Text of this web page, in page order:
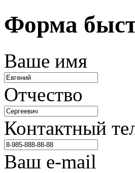
Форма
Ваше имя
Отчество
Контактный
Ваш e-mail